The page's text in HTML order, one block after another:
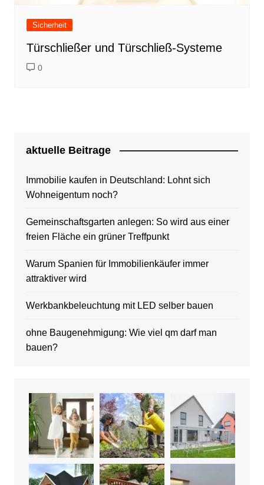
Sicherheit
Türschließer und Türschließ-Systeme
0
aktuelle Beitrage
Immobilie kaufen in Deutschland: Lohnt sich
Wohneigentum noch?
Gemeinschaftsgarten anlegen: So wird aus einer
freien Fläche ein grüner Treffpunkt
Warum Spanien für Immobilienkäufer immer
attraktiver wird
Werkbankbeleuchtung mit LED selber bauen
ohne Baugenehmigung: Wie viel qm darf man
bauen?